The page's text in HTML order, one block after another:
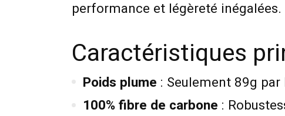
performance et légèreté inégalées.
Caractéristiques
Poids plume : Seulement 89g
100% fibre de carbone :